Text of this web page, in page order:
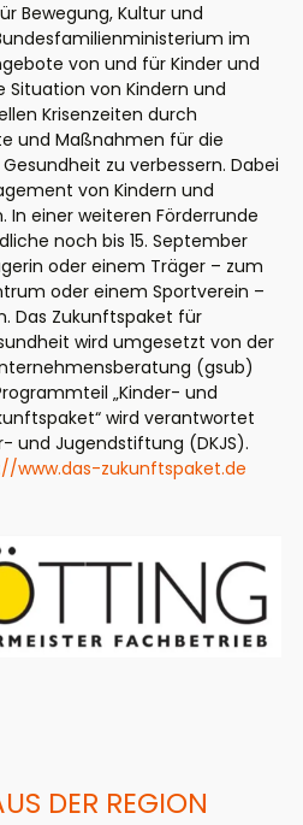
Bewegung, Kultur und
im
von und für Kinder und
Situation von Kindern und
Krisenzeiten durch
und Maßnahmen für die
zu verbessern. Dabei
von Kindern und
einer weiteren Förderrunde
noch bis 15. September
oder einem Träger – zum
oder einem Sportverein –
Das Zukunftspaket für
wird umgesetzt von der
(gsub)
„Kinder- und
wird verantwortet
und Jugendstiftung (DKJS).
www.das-zukunftspaket.de
DER REGION